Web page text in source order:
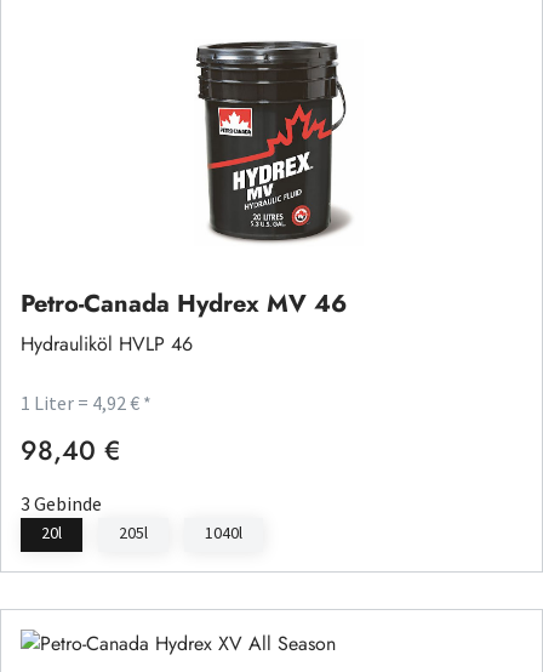
Petro-Canada Hydrex MV 46
Hydrauliköl HVLP 46
1 Liter = 4,92 € *
Regulärer Preis:
98,40 €
3 Gebinde
20l 205l 1040l